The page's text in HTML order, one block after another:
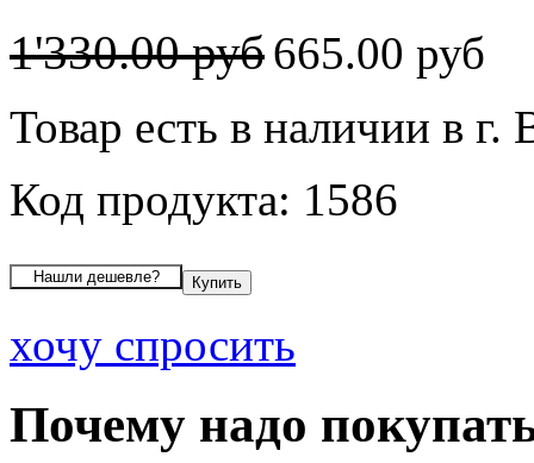
1'330.00 руб665.00 руб
Товар есть в наличии в г.
Код продукта: 1586
хочу спросить
Почему надо